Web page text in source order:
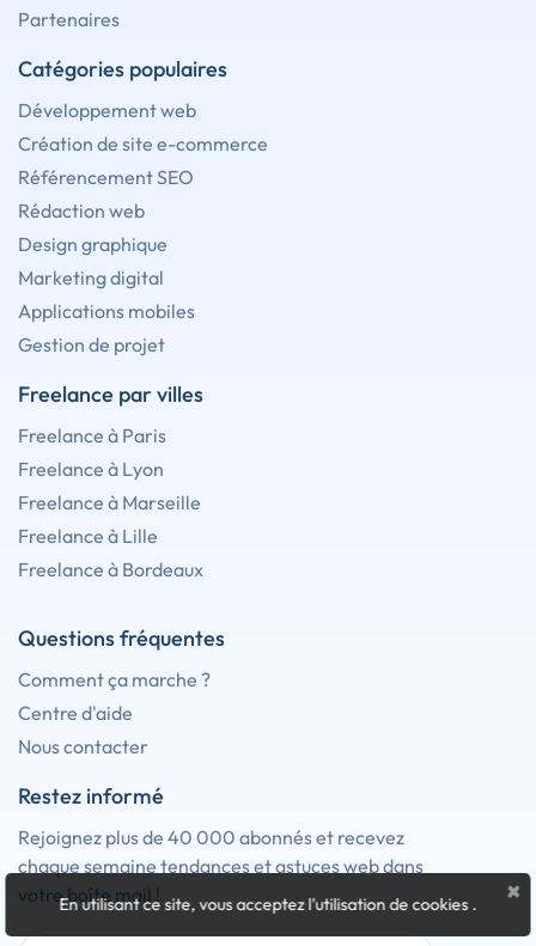
Partenaires
Catégories populaires
Développement web
Création de site e-commerce
Référencement SEO
Rédaction web
Design graphique
Marketing digital
Applications mobiles
Gestion de projet
Freelance par villes
Freelance à Paris
Freelance à Lyon
Freelance à Marseille
Freelance à Lille
Freelance à Bordeaux
Questions fréquentes
Comment ça marche ?
Centre d'aide
Nous contacter
Restez informé
Rejoignez plus de 40 000 abonnés et recevez
chaque semaine tendances et astuces web dans
votre boîte mail !
×
En utilisant ce site, vous acceptez l'utilisation de cookies.